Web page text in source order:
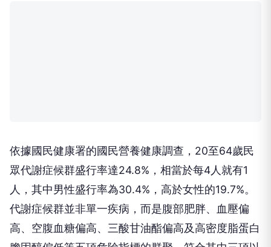
依據國民健康署的國民營養健康調查，20至64歲民
眾代謝症候群盛行率達24.8%，相當於每4人就有1
人，其中男性盛行率為30.4%，高於女性的19.7%。
代謝症候群並非單一疾病，而是腹部肥胖、血壓偏